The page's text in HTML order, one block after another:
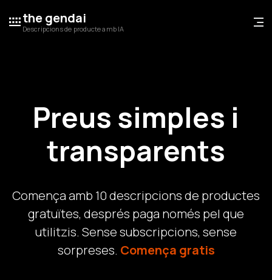
the gendai
Descripcions de producte amb IA
Preus simples i
transparents
Comença amb 10 descripcions de productes
gratuïtes, després paga només pel que
utilitzis. Sense subscripcions, sense
sorpreses. Comença gratis